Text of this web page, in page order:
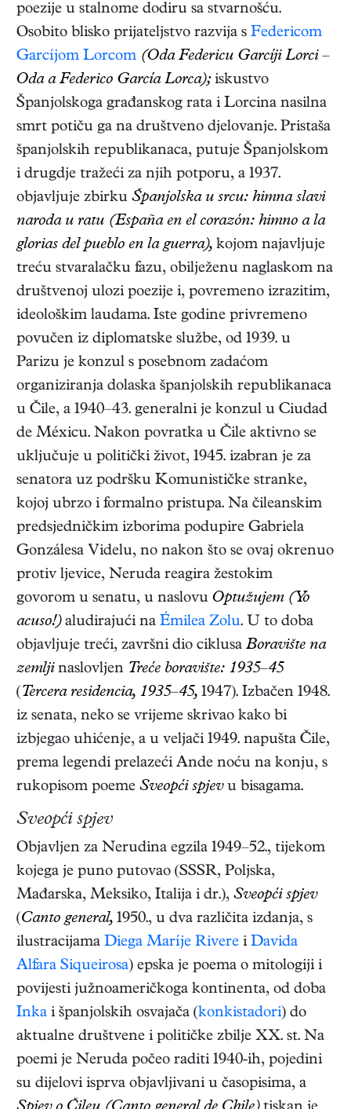
poezije u stalnome dodiru sa stvarnošću.
Osobito blisko prijateljstvo razvija s Federicom
Garcíjom Lorcom (Oda Federicu Garcíji Lorci –
Oda a Federico García Lorca);iskustvo
Španjolskoga građanskog rata i Lorcina nasilna
smrt potiču ga na društveno djelovanje. Pristaša
španjolskih republikanaca, putuje Španjolskom
i drugdje tražeći za njih potporu, a 1937.
objavljuje zbirku Španjolska u srcu: himna slavi
naroda u ratu (España en el corazón: himno a la
glorias del pueblo en la guerra), kojom najavljuje
treću stvaralačku fazu, obilježenu naglaskom na
društvenoj ulozi poezije i, povremeno izrazitim,
ideološkim laudama. Iste godine privremeno
povučen iz diplomatske službe, od 1939. u
Parizu je konzul s posebnom zadaćom
organiziranja dolaska španjolskih republikanaca
u Čile, a 1940–43. generalni je konzul u Ciudad
de Méxicu. Nakon povratka u Čile aktivno se
uključuje u politički život, 1945. izabran je za
senatora uz podršku Komunističke stranke,
kojoj ubrzo i formalno pristupa. Na čileanskim
predsjedničkim izborima podupire Gabriela
Gonzálesa Videlu, no nakon što se ovaj okrenuo
protiv ljevice, Neruda reagira žestokim
govorom u senatu, u naslovu Optužujem (Yo
acuso!)aludirajući na Émilea Zolu. U to doba
objavljuje treći, završni dio ciklusa Boravište na
zemljinaslovljen Treće boravište: 1935–45
(Tercera residencia, 1935–45, 1947). Izbačen 1948.
iz senata, neko se vrijeme skrivao kako bi
izbjegao uhićenje, a u veljači 1949. napušta Čile,
prema legendi prelazeći Ande noću na konju, s
rukopisom poeme Sveopći spjevu bisagama.
Sveopći spjev
Objavljen za Nerudina egzila 1949–52., tijekom
kojega je puno putovao (SSSR, Poljska,
Mađarska, Meksiko, Italija i dr.), Sveopći spjev
(Canto general, 1950., u dva različita izdanja, s
ilustracijama Diega Maríje Rivere i Davida
Alfara Siqueirosa) epska je poema o mitologiji i
povijesti južnoameričkoga kontinenta, od doba
Inka i španjolskih osvajača (konkistadori) do
aktualne društvene i političke zbilje XX. st. Na
poemi je Neruda počeo raditi 1940-ih, pojedini
su dijelovi isprva objavljivani u časopisima, a